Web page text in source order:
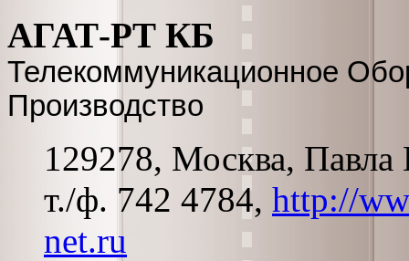
АГАТ-РТ КБ
Телекоммуникационное
Производство
129278, Москва, Павла
т./ф. 742 4784, http://
net.ru